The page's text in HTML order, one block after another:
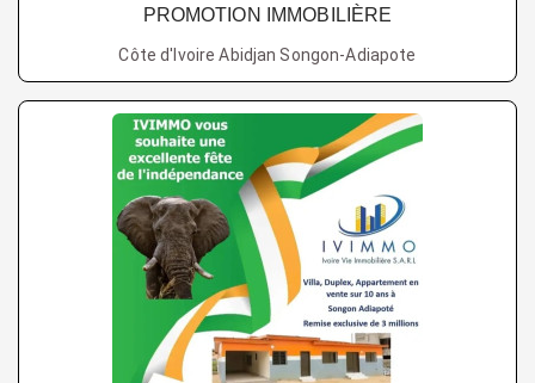
PROMOTION IMMOBILIÈRE
Côte d'Ivoire Abidjan Songon-Adiapote